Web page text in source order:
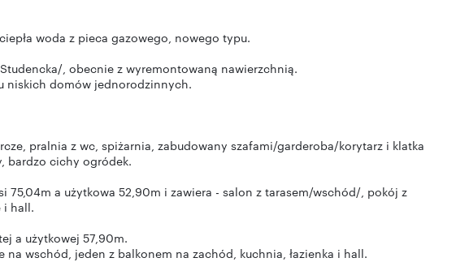
woda z pieca gazowego, nowego typu.
, obecnie z wyremontowaną nawierzchnią.
niskich domów jednorodzinnych.
pralnia z wc, spiżarnia, zabudowany szafami/garderoba/korytarz i klatka
bardzo cichy ogródek.
75,04m a użytkowa 52,90m i zawiera - salon z tarasem/wschód/, pokój z
i hall.
a użytkowej 57,90m.
wschód, jeden z balkonem na zachód, kuchnia, łazienka i hall.